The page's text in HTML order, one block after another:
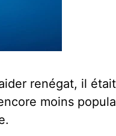
renégat, il
moins